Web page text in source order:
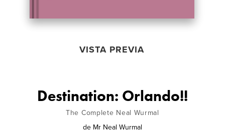
VISTA PREVIA
Destination: Orlando!!
The Complete Neal Wurmal
de Mr Neal Wurmal